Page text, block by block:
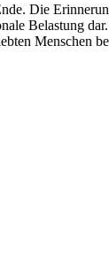
Die
Belastung
Menschen